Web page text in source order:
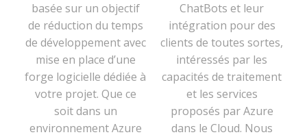
basée sur un objectif
de réduction du temps
de développement avec
mise en place d’une
forge logicielle dédiée à
votre projet. Que ce
soit dans un
environnement Azure
ChatBots et leur
intégration pour des
clients de toutes sortes,
intéressés par les
capacités de traitement
et les services
proposés par Azure
dans le Cloud. Nous